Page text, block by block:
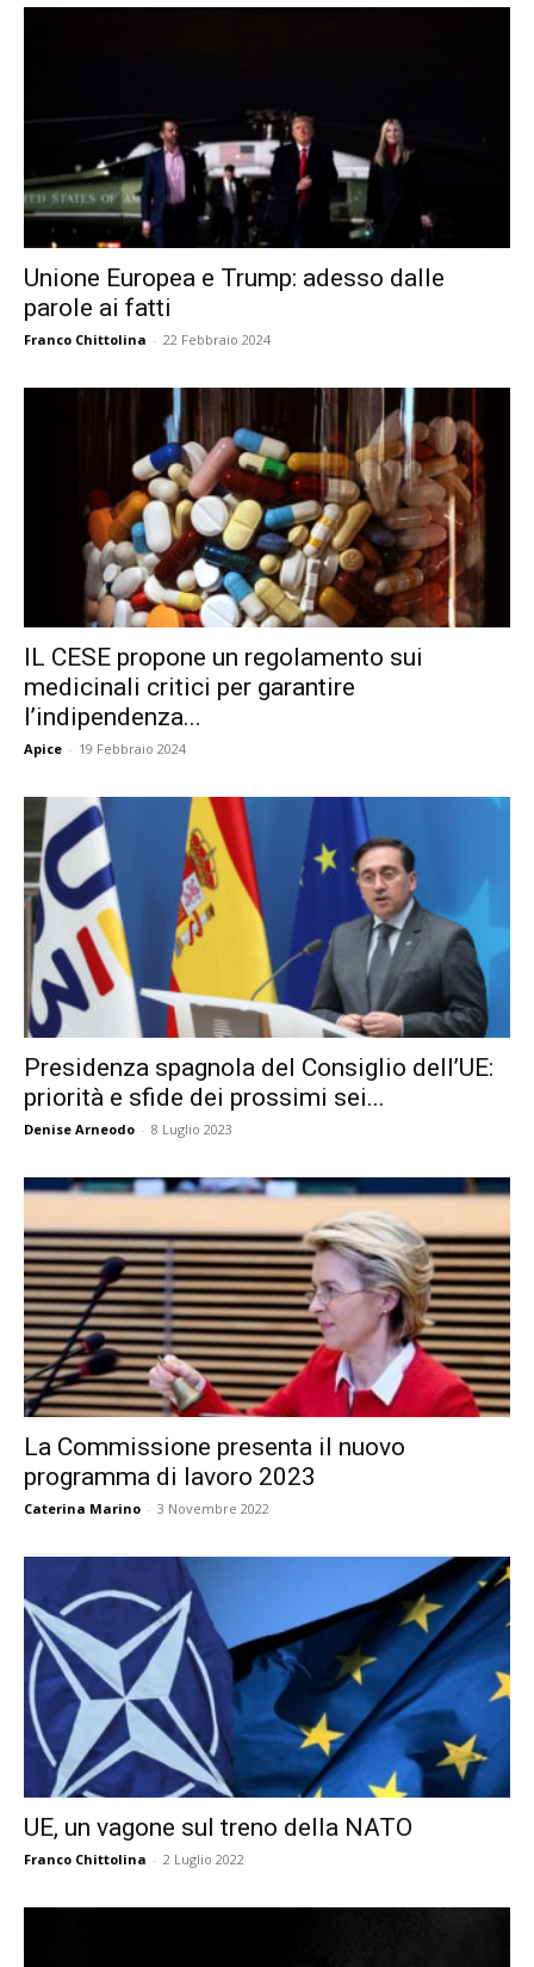
Unione Europea e Trump: adesso dalle
parole ai fatti
Franco Chittolina - 22 Febbraio 2024
IL CESE propone un regolamento sui
medicinali critici per garantire
l’indipendenza...
Apice - 19 Febbraio 2024
Presidenza spagnola del Consiglio dell’UE:
priorità e sfide dei prossimi sei...
Denise Arneodo - 8 Luglio 2023
La Commissione presenta il nuovo
programma di lavoro 2023
Caterina Marino - 3 Novembre 2022
UE, un vagone sul treno della NATO
Franco Chittolina - 2 Luglio 2022